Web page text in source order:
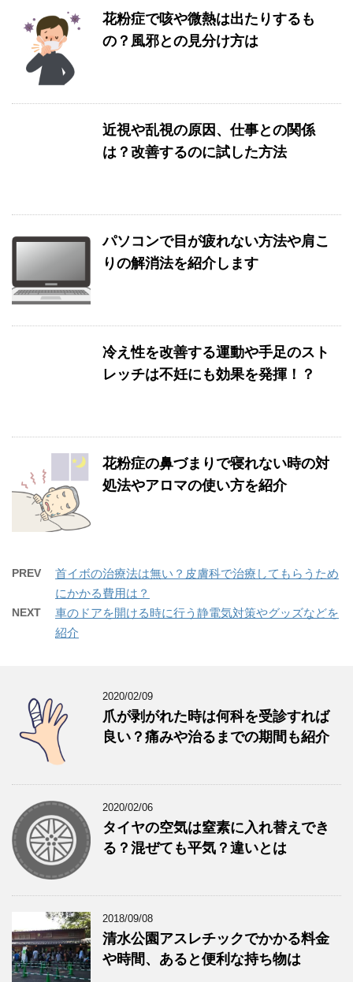
花粉症で咳や微熱は出たりするも
の？風邪との見分け方は
近視や乱視の原因、仕事との関係
は？改善するのに試した方法
パソコンで目が疲れない方法や肩こ
りの解消法を紹介します
冷え性を改善する運動や手足のスト
レッチは不妊にも効果を発揮！？
花粉症の鼻づまりで寝れない時の対
処法やアロマの使い方を紹介
PREV
首イボの治療法は無い？皮膚科で治療してもらうため
にかかる費用は？
NEXT
車のドアを開ける時に行う静電気対策やグッズなどを
紹介
2020/02/09
爪が剥がれた時は何科を受診すれば
良い？痛みや治るまでの期間も紹介
2020/02/06
タイヤの空気は窒素に入れ替えでき
る？混ぜても平気？違いとは
2018/09/08
清水公園アスレチックでかかる料金
や時間、あると便利な持ち物は